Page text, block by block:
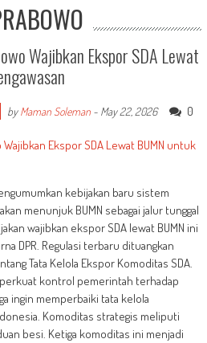
Wajibkan Ekspor SDA Lewat
byMaman Soleman- May 22, 2026 0
kebijakan baru sistem
menunjuk BUMN sebagai jalur tunggal
wajibkan ekspor SDA lewat BUMN ini
DPR. Regulasi terbaru dituangkan
Tata Kelola Ekspor Komoditas SDA.
kontrol pemerintah terhadap
ingin memperbaiki tata kelola
Komoditas strategis meliputi
besi. Ketiga komoditas ini menjadi